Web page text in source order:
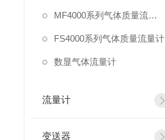
MF4000系列气体质量流量计
FS4000系列气体质量流量计
数显气体流量计
流量计
变送器